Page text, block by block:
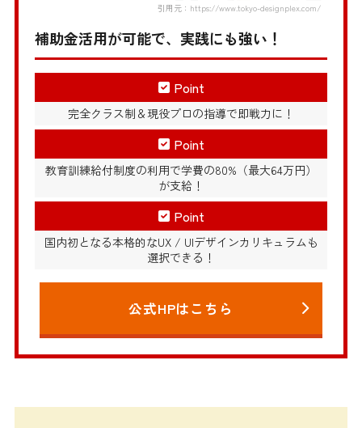
引用元：https://www.tokyo-designplex.com/
補助金活用が可能で、実践にも強い！
Point
完全クラス制＆現役プロの指導で即戦力に！
Point
教育訓練給付制度の利用で学費の80%（最大64万円）
が支給！
Point
国内初となる本格的なUX / UIデザインカリキュラムも
選択できる！
公式HPはこちら